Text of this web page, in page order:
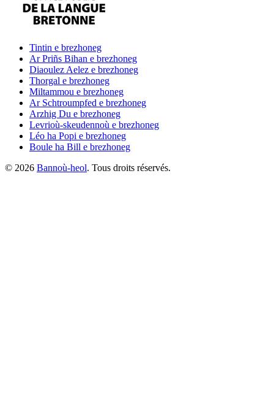
Tintin e brezhoneg
Ar Priñs Bihan e brezhoneg
Diaoulez Aelez e brezhoneg
Thorgal e brezhoneg
Miltammou e brezhoneg
Ar Schtroumpfed e brezhoneg
Arzhig Du e brezhoneg
Levrioù-skeudennoù e brezhoneg
Léo ha Popi e brezhoneg
Boule ha Bill e brezhoneg
© 2026 Bannoù-heol. Tous droits réservés.